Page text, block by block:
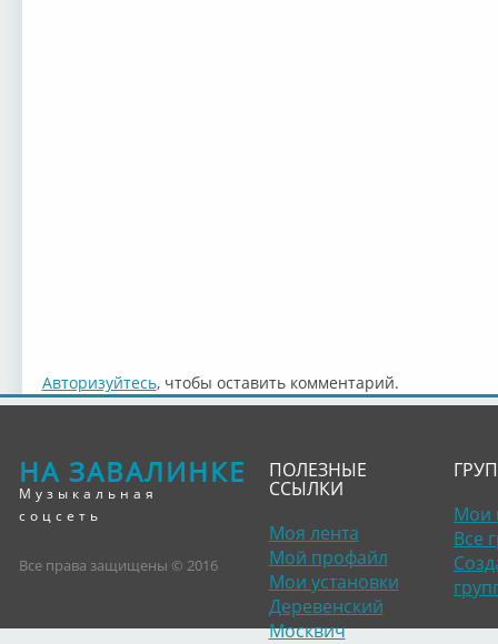
Авторизуйтесь, чтобы оставить комментарий.
НА ЗАВАЛИНКЕ
Музыкальная
соцсеть
Все права защищены © 2016
ПОЛЕЗНЫЕ
ССЫЛКИ
Моя лента
Мой профайл
Мои установки
Деревенский
Москвич
Мои
Все